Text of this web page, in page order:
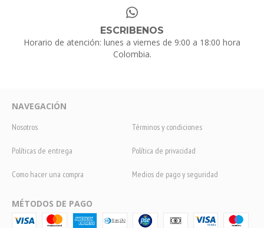
ESCRIBENOS
Horario de atención: lunes a viernes de 9:00 a 18:00 hora
Colombia.
NAVEGACIÓN
Nosotros Términos y condiciones
Políticas de entrega Política de privacidad
Como hacer una compra Medios de pago y seguridad
MÉTODOS DE PAGO